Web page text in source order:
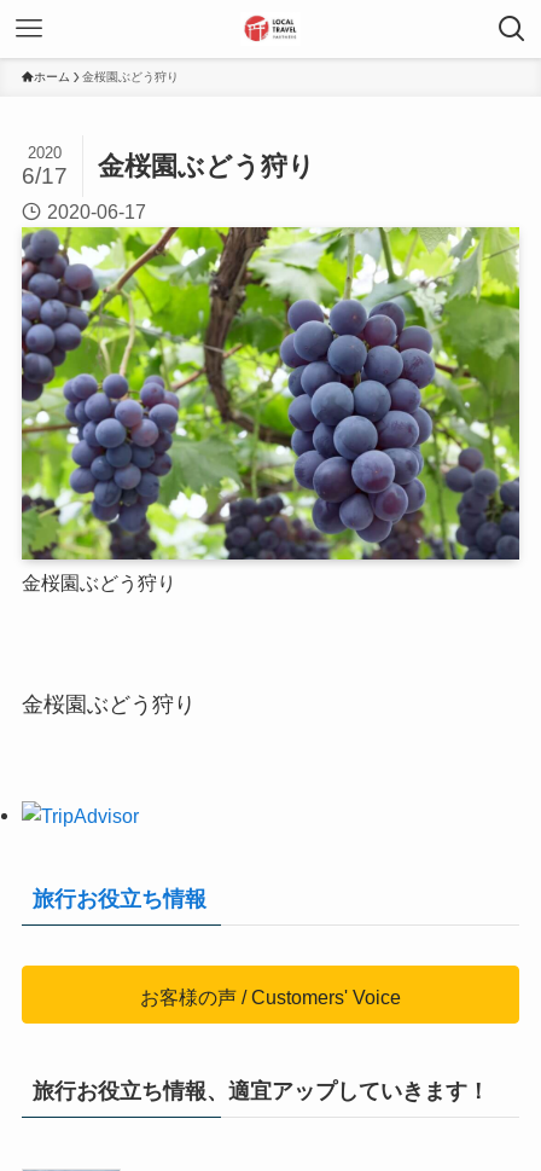
ホーム 金桜園ぶどう狩り
金桜園ぶどう狩り
2020
6/17
2020-06-17
金桜園ぶどう狩り
金桜園ぶどう狩り
旅行お役立ち情報
お客様の声 / Customers' Voice
旅行お役立ち情報、適宜アップしていきます！